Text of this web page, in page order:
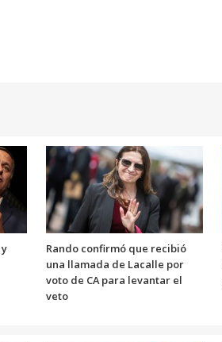
Rando confirmó que recibió
una llamada de Lacalle por
voto de CA para levantar el
veto